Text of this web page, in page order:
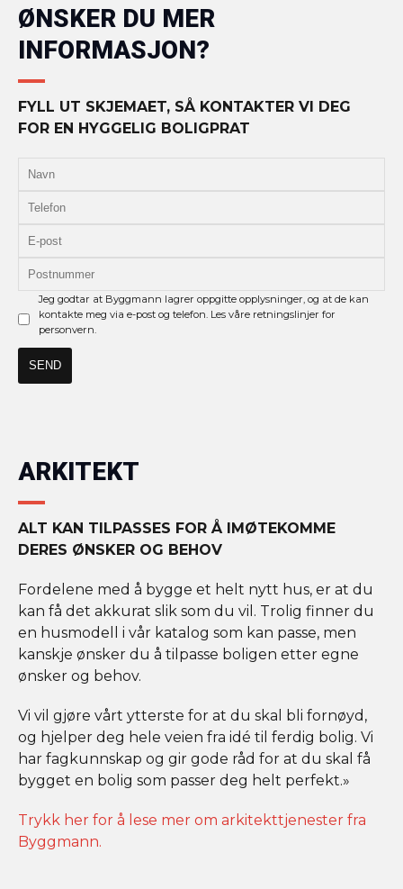
ØNSKER DU MER
INFORMASJON?
FYLL UT SKJEMAET, SÅ KONTAKTER VI DEG
FOR EN HYGGELIG BOLIGPRAT
Jeg godtar at Byggmann lagrer oppgitte opplysninger, og at de kan
kontakte meg via e-post og telefon. Les våre retningslinjer for
personvern.
ARKITEKT
ALT KAN TILPASSES FOR Å IMØTEKOMME
DERES ØNSKER OG BEHOV
Fordelene med å bygge et helt nytt hus, er at du
kan få det akkurat slik som du vil. Trolig finner du
en husmodell i vår katalog som kan passe, men
kanskje ønsker du å tilpasse boligen etter egne
ønsker og behov.
Vi vil gjøre vårt ytterste for at du skal bli fornøyd,
og hjelper deg hele veien fra idé til ferdig bolig. Vi
har fagkunnskap og gir gode råd for at du skal få
bygget en bolig som passer deg helt perfekt.»
Trykk her for å lese mer om arkitekttjenester fra
Byggmann.